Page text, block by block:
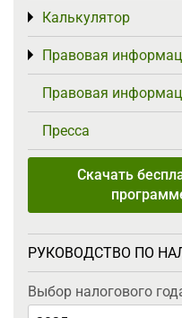
Калькулятор
Toggle menu
Правовая
Toggle menu
Правовая
Пресса
Скачать
РУКОВОДСТВО ПО
Выбор налогового